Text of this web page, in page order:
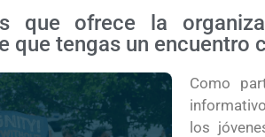
que ofrece la
que tengas un encuentro
Como
los